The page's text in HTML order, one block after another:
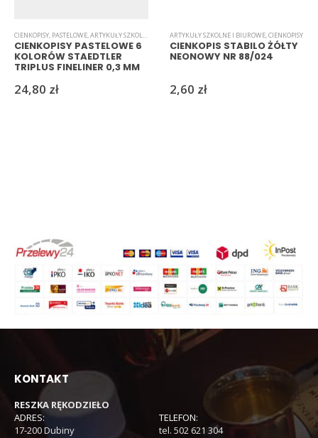
CIENKOPISY, PASTELOWE,ARTYKUŁY SZKOLNE I BIUROWE
CIENKOPISY PASTELOWE 6
KOLORÓW STAEDTLER
TRIPLUS FINELINER 0,3 MM
24,80 zł
ARTYKUŁY SZKOLNE I BIUROWE,CIENKOPISY
CIENKOPIS STABILO ŻÓŁTY
NEONOWY NR 88/024
2,60 zł
KONTAKT
RESZKA RĘKODZIEŁO
ADRES:
17-200 Dubiny
TELEFON:
tel. 502 621 304